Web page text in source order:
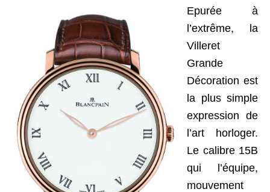
Epurée à
l’extrême, la
Villeret
Grande
Décoration est
la plus simple
expression de
l’art horloger.
Le calibre 15B
qui l’équipe,
mouvement